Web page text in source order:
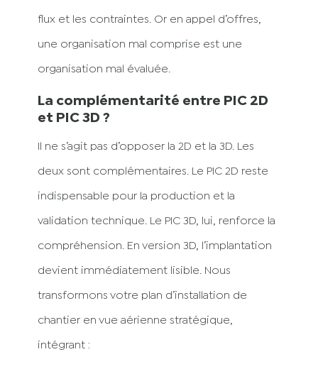
flux et les contraintes. Or en appel d’offres,
une organisation mal comprise est une
organisation mal évaluée.
La complémentarité entre PIC 2D
et PIC 3D ?
Il ne s’agit pas d’opposer la 2D et la 3D. Les
deux sont complémentaires. Le PIC 2D reste
indispensable pour la production et la
validation technique. Le PIC 3D, lui, renforce la
compréhension. En version 3D, l’implantation
devient immédiatement lisible. Nous
transformons votre plan d’installation de
chantier en vue aérienne stratégique,
intégrant :